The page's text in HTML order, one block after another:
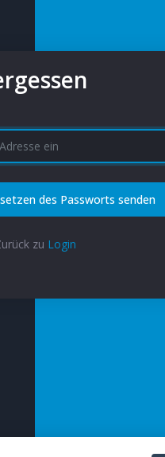
des Passworts senden
zu Login